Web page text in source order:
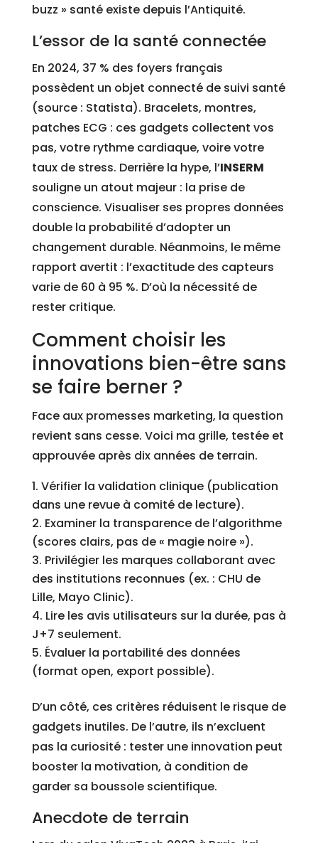
buzz » santé existe depuis l’Antiquité.
L’essor de la santé connectée
En 2024, 37 % des foyers français
possèdent un objet connecté de suivi santé
(source : Statista). Bracelets, montres,
patches ECG : ces gadgets collectent vos
pas, votre rythme cardiaque, voire votre
taux de stress. Derrière la hype, l’INSERM
souligne un atout majeur : la prise de
conscience. Visualiser ses propres données
double la probabilité d’adopter un
changement durable. Néanmoins, le même
rapport avertit : l’exactitude des capteurs
varie de 60 à 95 %. D’où la nécessité de
rester critique.
Comment choisir les
innovations bien-être sans
se faire berner ?
Face aux promesses marketing, la question
revient sans cesse. Voici ma grille, testée et
approuvée après dix années de terrain.
Vérifier la validation clinique (publication
dans une revue à comité de lecture).
Examiner la transparence de l’algorithme
(scores clairs, pas de « magie noire »).
Privilégier les marques collaborant avec
des institutions reconnues (ex. : CHU de
Lille, Mayo Clinic).
Lire les avis utilisateurs sur la durée, pas à
J+7 seulement.
Évaluer la portabilité des données
(format open, export possible).
D’un côté, ces critères réduisent le risque de
gadgets inutiles. De l’autre, ils n’excluent
pas la curiosité : tester une innovation peut
booster la motivation, à condition de
garder sa boussole scientifique.
Anecdote de terrain